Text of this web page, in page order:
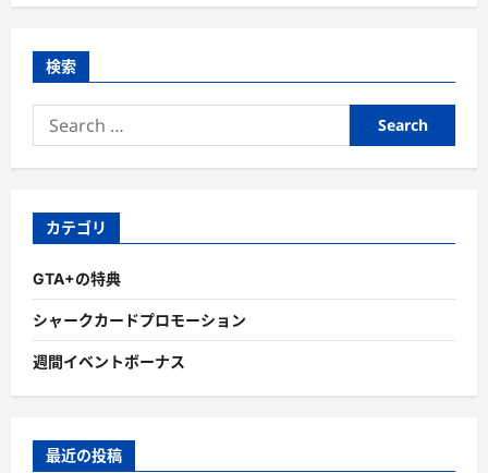
検索
Search
for:
カテゴリ
GTA+の特典
シャークカードプロモーション
週間イベントボーナス
最近の投稿